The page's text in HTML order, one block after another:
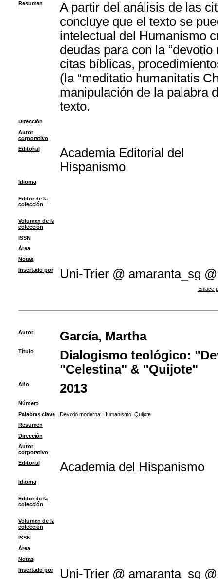
Resumen
A partir del análisis de las
concluye que el texto se
intelectual del Humanismo
deudas para con la
citas bíblicas,
(la “meditatio humanitatis
manipulación de la palabra
texto.
Dirección
Autor
corporativo
Editorial
Academia Editorial del
Hispanismo
Idioma
Editor de la
colección
Volumen de la
colección
ISSN
Área
Notas
Insertado por
Uni-Trier @ amaranta_sg
Enlace
Autor García, Martha
Título
Dialogismo teológico:
"Celestina" & "Quijote"
Año 2013
Número
Palabras clave
Devotio moderna; Humanismo; Quijote
Resumen
Dirección
Autor
corporativo
Editorial
Academia del Hispanismo
Idioma
Editor de la
colección
Volumen de la
colección
ISSN
Área
Notas
Insertado por
Uni-Trier @ amaranta_sg @